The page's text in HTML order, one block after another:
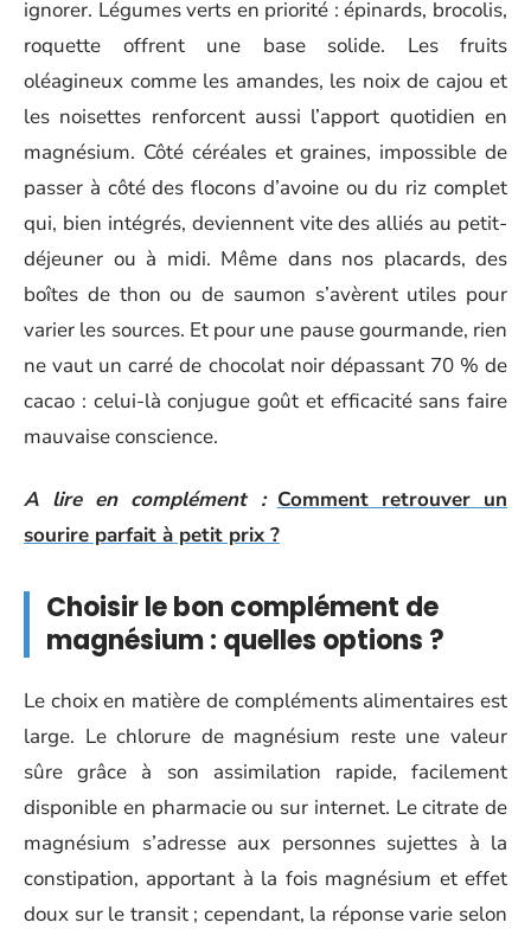
ignorer. Légumes verts en priorité : épinards, brocolis,
roquette offrent une base solide. Les fruits
oléagineux comme les amandes, les noix de cajou et
les noisettes renforcent aussi l’apport quotidien en
magnésium. Côté céréales et graines, impossible de
passer à côté des flocons d’avoine ou du riz complet
qui, bien intégrés, deviennent vite des alliés au petit-
déjeuner ou à midi. Même dans nos placards, des
boîtes de thon ou de saumon s’avèrent utiles pour
varier les sources. Et pour une pause gourmande, rien
ne vaut un carré de chocolat noir dépassant 70 % de
cacao : celui-là conjugue goût et efficacité sans faire
mauvaise conscience.
A lire en complément : Comment retrouver un
sourire parfait à petit prix ?
Choisir le bon complément de
magnésium : quelles options ?
Le choix en matière de compléments alimentaires est
large. Le chlorure de magnésium reste une valeur
sûre grâce à son assimilation rapide, facilement
disponible en pharmacie ou sur internet. Le citrate de
magnésium s’adresse aux personnes sujettes à la
constipation, apportant à la fois magnésium et effet
doux sur le transit ; cependant, la réponse varie selon